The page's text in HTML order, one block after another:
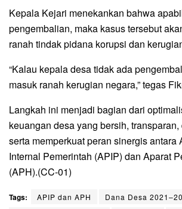
Kepala Kejari menekankan bahwa
pengembalian, maka kasus tersebut
ranah tindak pidana korupsi dan
“Kalau kepala desa tidak ada
masuk ranah kerugian negara,” tegas
Langkah ini menjadi bagian dari
keuangan desa yang bersih,
serta memperkuat peran sinergis antara
Internal Pemerintah (APIP) dan Aparat
(APH).(CC-01)
Tags: APIP dan APH
Dana Desa